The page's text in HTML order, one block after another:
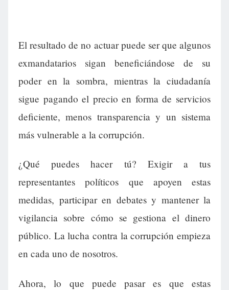
El resultado de no actuar puede ser que algunos
exmandatarios sigan beneficiándose de su
poder en la sombra, mientras la ciudadanía
sigue pagando el precio en forma de servicios
deficiente, menos transparencia y un sistema
más vulnerable a la corrupción.
¿Qué puedes hacer tú? Exigir a tus
representantes políticos que apoyen estas
medidas, participar en debates y mantener la
vigilancia sobre cómo se gestiona el dinero
público. La lucha contra la corrupción empieza
en cada uno de nosotros.
Ahora, lo que puede pasar es que estas